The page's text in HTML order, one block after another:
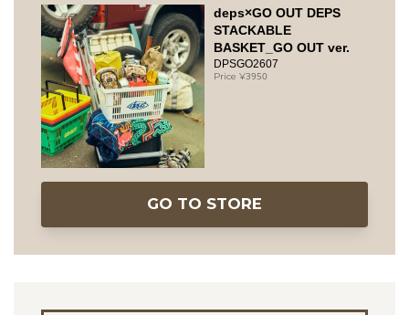
deps×GO OUT DEPS
STACKABLE
BASKET_GO OUT ver.
DPSGO2607
3950
GO TO STORE